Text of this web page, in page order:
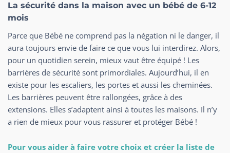
La sécurité dans la maison avec un bébé de 6-12
mois
Parce que Bébé ne comprend pas la négation ni le danger, il
aura toujours envie de faire ce que vous lui interdirez. Alors,
pour un quotidien serein, mieux vaut être équipé ! Les
barrières de sécurité sont primordiales. Aujourd’hui, il en
existe pour les escaliers, les portes et aussi les cheminées.
Les barrières peuvent être rallongées, grâce à des
extensions. Elles s’adaptent ainsi à toutes les maisons. Il n’y
a rien de mieux pour vous rassurer et protéger Bébé !
Pour vous aider à faire votre choix et créer la liste de